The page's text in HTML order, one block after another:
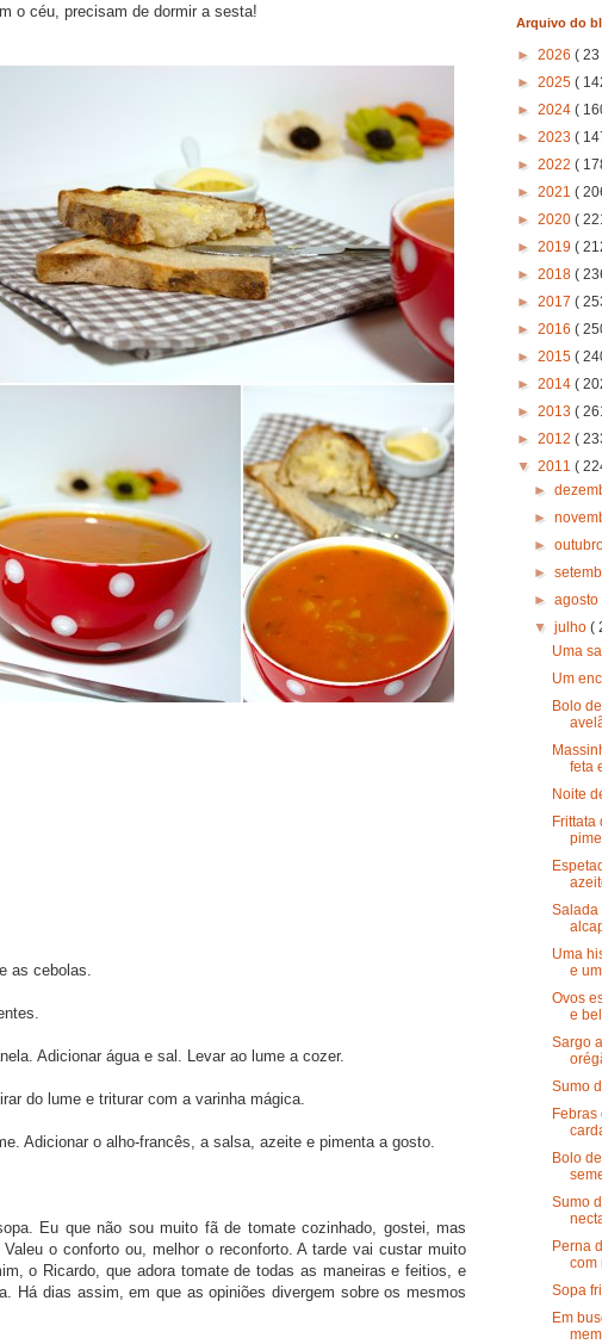
o céu, precisam de dormir a sesta!
as cebolas.
Adicionar água e sal. Levar ao lume a cozer.
do lume e triturar com a varinha mágica.
Adicionar o alho-francês, a salsa, azeite e pimenta a gosto.
Eu que não sou muito fã de tomate cozinhado, gostei, mas
o conforto ou, melhor o reconforto. A tarde vai custar muito
o Ricardo, que adora tomate de todas as maneiras e feitios, e
Há dias assim, em que as opiniões divergem sobre os mesmos
Arquivo do
► 2026 ( 23
► 2025 (
► 2024 (
► 2023 (
► 2022 (
► 2021 (
► 2020 (
► 2019 (
► 2018 (
► 2017 (
► 2016 (
► 2015 (
► 2014 (
► 2013 (
► 2012 (
▼ 2011 (
►
►
►
►
►agosto
▼julho(
Uma
Um
Bolo
feta
Noite
Frittata
Salada
Uma
e um
Ovos
e
Sargo
Sumo
Febras
Bolo
Sumo
Perna
com
Sopa
Em